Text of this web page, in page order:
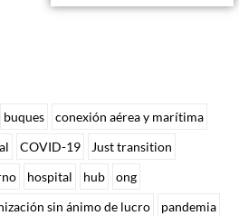
buques
conexión aérea y marítima
COVID-19
Just transition
hospital hub
ong
sin ánimo de lucro
pandemia